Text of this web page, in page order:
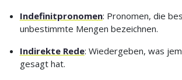
Indefinitpronomen: Pronomen, die
unbestimmte Mengen bezeichnen.
Indirekte Rede: Wiedergeben, was
gesagt hat.